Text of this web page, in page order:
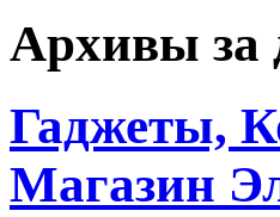
Архивы за
Гаджеты,
Магазин